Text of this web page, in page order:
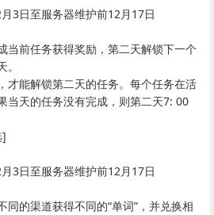
3日至服务器维护前12月17日
当前任务获得奖励，第二天解锁下一个
才能解锁第二天的任务。每个任务在活
当天的任务没有完成，则第二天7: 00
]
3日至服务器维护前12月17日
同的渠道获得不同的“单词”，并兑换相